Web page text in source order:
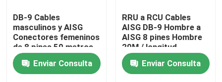
Contacta con nosotros
Noticias
El blog
DB-9 Cables
masculinos y AISG
Conectores femeninos
de 8 pines 50 metros
o longitud
personalizada
Enviar Consulta
RRU a RCU Cables
AISG DB-9 Hombre a
AISG 8 pines Hombre
20M / longitud
personalizada
Enviar Consulta